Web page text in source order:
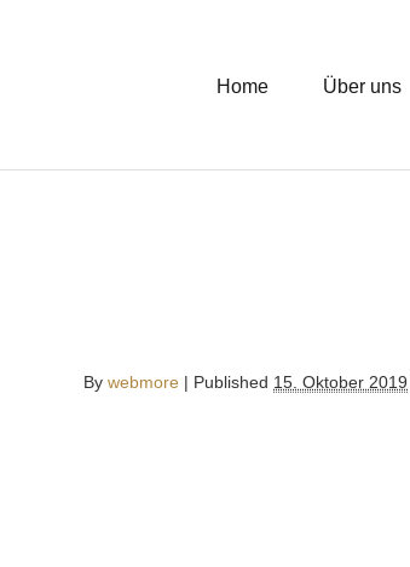
Home Über uns
By webmore | Published 15. Oktober 2019